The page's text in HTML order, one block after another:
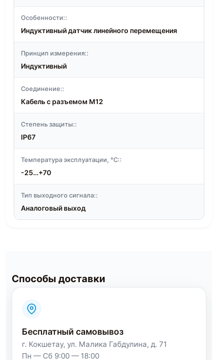
Особенности::
Индуктивный датчик линейного перемещения
Принцип измерения::
Индуктивный
Соединение::
Кабель с разъемом M12
Степень защиты::
IP67
Температура эксплуатации, °C::
-25…+70
Тип выходного сигнала::
Аналоговый выход
Способы доставки
Бесплатный самовывоз
г. Кокшетау, ул. Малика Габдулина, д. 71
Пн — Сб 9:00 — 18:00